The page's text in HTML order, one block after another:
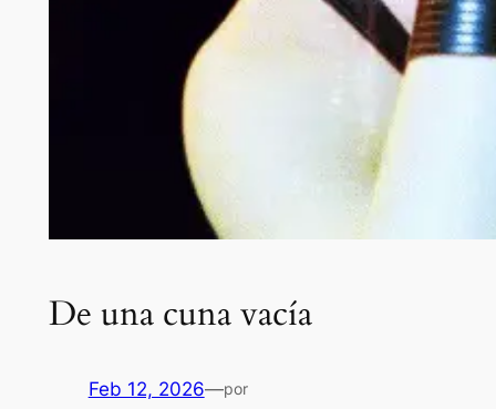
De una cuna vacía
Feb 12, 2026—por